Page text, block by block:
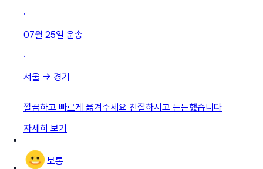
·
07월 25일 운송
·
서울 → 경기
깔끔하고 빠르게 옮겨주세요 친절하시고 든든했습니다
자세히 보기
보통